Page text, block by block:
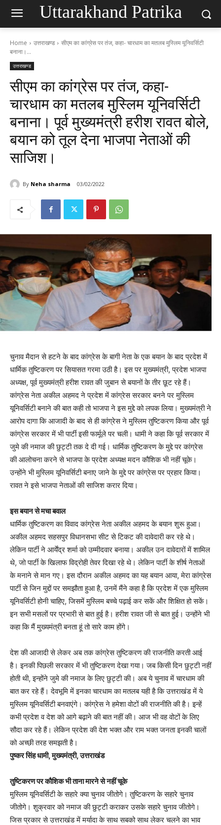
Uttarakhand Patrika
Home उत्तराखण्ड
सीएम का कांग्रेस पर तंज, कहा- चारधाम का मतलब मुस्लिम यूनिवर्सिटी
बनाना।...
उत्तराखण्ड
सीएम का कांग्रेस पर तंज, कहा-
चारधाम का मतलब मुस्लिम यूनिवर्सिटी
बनाना। पूर्व मुख्यमंत्री हरीश रावत बोले,
बयान को तूल देना भाजपा नेताओं की
साजिश।
By Neha sharma 03/02/2022
चुनाव मैदान से हटने के बाद कांग्रेस के बागी नेता के एक बयान के बाद प्रदेश में
धार्मिक तुष्टिकरण पर सियासत गरमा उठी है। इस पर मुख्यमंत्री, प्रदेश भाजपा
अध्यक्ष, पूर्व मुख्यमंत्री हरीश रावत की जुबान से बयानों के तीर छूट रहे हैं।
कांग्रेस नेता अकील अहमद ने प्रदेश में कांग्रेस सरकार बनने पर मुस्लिम
यूनिवर्सिटी बनाने की बात कही तो भाजपा ने इस मुद्दे को लपक लिया। मुख्यमंत्री ने
आरोप दागा कि आजादी के बाद से ही कांग्रेस ने मुस्लिम तुष्टिकरण किया और पूर्व
कांग्रेस सरकार में भी पार्टी इसी फार्मूले पर चली। धामी ने कहा कि पूर्व सरकार में
जुमे की नमाज की छुट्टी तक दे दी गई। धार्मिक तुष्टिकरण के मुद्दे पर कांग्रेस
की आलोचना करने से भाजपा के प्रदेश अध्यक्ष मदन कौशिक भी नहीं चूके।
उन्होंने भी मुस्लिम यूनिवर्सिटी बनाए जाने के मुद्दे पर कांग्रेस पर प्रहार किया।
रावत ने इसे भाजपा नेताओं की साजिश करार दिया।
इस बयान से मचा बवाल
धार्मिक तुष्टिकरण का विवाद कांग्रेस नेता अकील अहमद के बयान शुरू हुआ।
अकील अहमद सहसपुर विधानसभा सीट से टिकट की दावेदारी कर रहे थे।
लेकिन पार्टी ने आर्येंद्र शर्मा को उम्मीदवार बनाया। अकील उन दावेदारों में शामिल
थे, जो पार्टी के खिलाफ विद्रोही तेवर दिखा रहे थे। लेकिन पार्टी के शीर्ष नेताओं
के मनाने से मान गए। इस दौरान अकील अहमद का यह बयान आया, मेरा कांग्रेस
पार्टी से जिन मुद्दों पर समझौता हुआ है, उनमें मैंने कहा है कि प्रदेश में एक मुस्लिम
यूनिवर्सिटी होनी चाहिए, जिसमें मुस्लिम बच्चे पढ़ाई कर सकें और शिक्षित हो सकें।
इन सभी मसलों पर प्रभारी से बात हुई है। हरीश रावत जी से बात हुई। उन्होंने भी
कहा कि मैं मुख्यमंत्री बनता हूं तो सारे काम होंगे।
देश की आजादी से लेकर अब तक कांग्रेस तुष्टिकरण की राजनीति करती आई
है। इनकी पिछली सरकार में भी तुष्टिकरण देखा गया। जब किसी दिन छुट्टी नहीं
होती थी, इन्होंने जुमे की नमाज के लिए छुट्टी की। अब ये चुनाव में चारधाम की
बात कर रहे हैं। देवभूमि में इनका चारधाम का मतलब यही है कि उत्तराखंड में ये
मुस्लिम यूनिवर्सिटी बनवाएंगे। कांग्रेस ने हमेशा वोटों की राजनीति की है। इन्हें
कभी प्रदेश व देश को आगे बढ़ाने की बात नहीं की। आज भी वह वोटों के लिए
सौदा कर रहे हैं। लेकिन प्रदेश की देश भक्त और राम भक्त जनता इनकी चालों
को अच्छी तरह समझती है।
पुष्कर सिंह धामी, मुख्यमंत्री, उत्तराखंड
तुष्टिकरण पर कौशिक भी ताना मारने से नहीं चूके
मुस्लिम यूनिवर्सिटी के सहारे क्या चुनाव जीतोगे। तुष्टिकरण के सहारे चुनाव
जीतोगे। शुक्रवार को नमाज की छुट्टी कराकर उसके सहारे चुनाव जीतोगे।
जिस प्रकार से उत्तराखंड में मर्यादा के साथ सबको साथ लेकर चलने का भाव